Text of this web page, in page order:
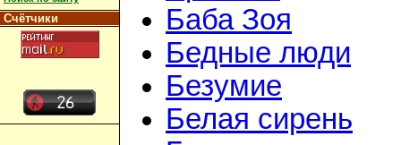
Счётчики
Баба Зоя
Бедные люди
Безумие
Белая сирень